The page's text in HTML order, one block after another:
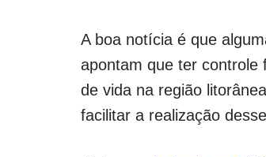
A boa notícia é que
apontam que ter controle
de vida na região
facilitar a realização